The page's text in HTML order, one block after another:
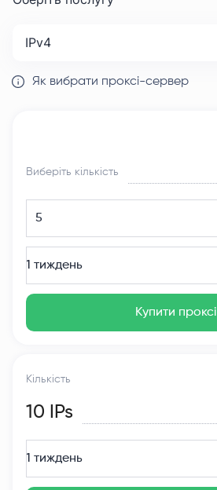
IPv4
Як вибрати проксі-сервер
Виберіть кількість
1 тиждень
Купити проксі
Кількість
10 IPs
1 тиждень